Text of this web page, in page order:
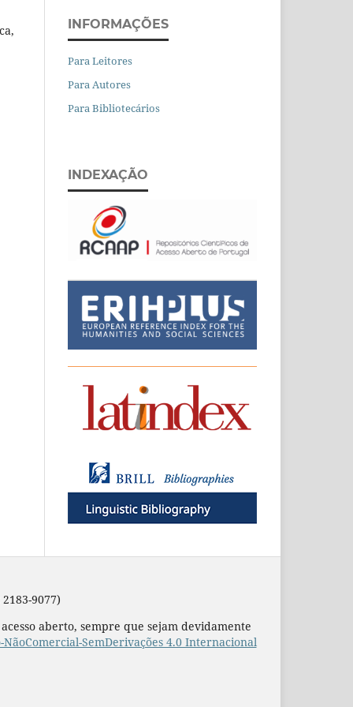
INFORMAÇÕES
Para Leitores
Para Autores
Para Bibliotecários
INDEXAÇÃO
2183-9077)
aberto, sempre que sejam devidamente
SemDerivações 4.0 Internacional